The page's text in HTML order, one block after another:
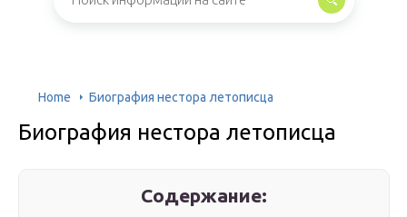
Home Биография нестора летописца
Биография нестора летописца
Содержание: